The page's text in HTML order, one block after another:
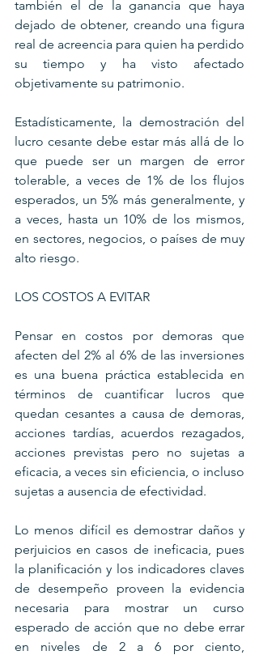
también el de la ganancia que haya
dejado de obtener, creando una figura
real de acreencia para quien ha perdido
su tiempo y ha visto afectado
objetivamente su patrimonio.
Estadísticamente, la demostración del
lucro cesante debe estar más allá de lo
que puede ser un margen de error
tolerable, a veces de 1% de los flujos
esperados, un 5% más generalmente, y
a veces, hasta un 10% de los mismos,
en sectores, negocios, o países de muy
alto riesgo.
LOS COSTOS A EVITAR
Pensar en costos por demoras que
afecten del 2% al 6% de las inversiones
es una buena práctica establecida en
términos de cuantificar lucros que
quedan cesantes a causa de demoras,
acciones tardías, acuerdos rezagados,
acciones previstas pero no sujetas a
eficacia, a veces sin eficiencia, o incluso
sujetas a ausencia de efectividad.
Lo menos difícil es demostrar daños y
perjuicios en casos de ineficacia, pues
la planificación y los indicadores claves
de desempeño proveen la evidencia
necesaria para mostrar un curso
esperado de acción que no debe errar
en niveles de 2 a 6 por ciento,